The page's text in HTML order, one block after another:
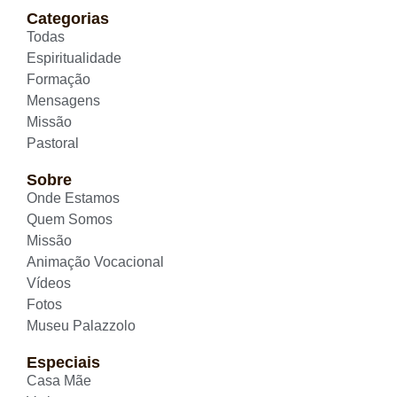
Categorias
Todas
Espiritualidade
Formação
Mensagens
Missão
Pastoral
Sobre
Onde Estamos
Quem Somos
Missão
Animação Vocacional
Vídeos
Fotos
Museu Palazzolo
Especiais
Casa Mãe